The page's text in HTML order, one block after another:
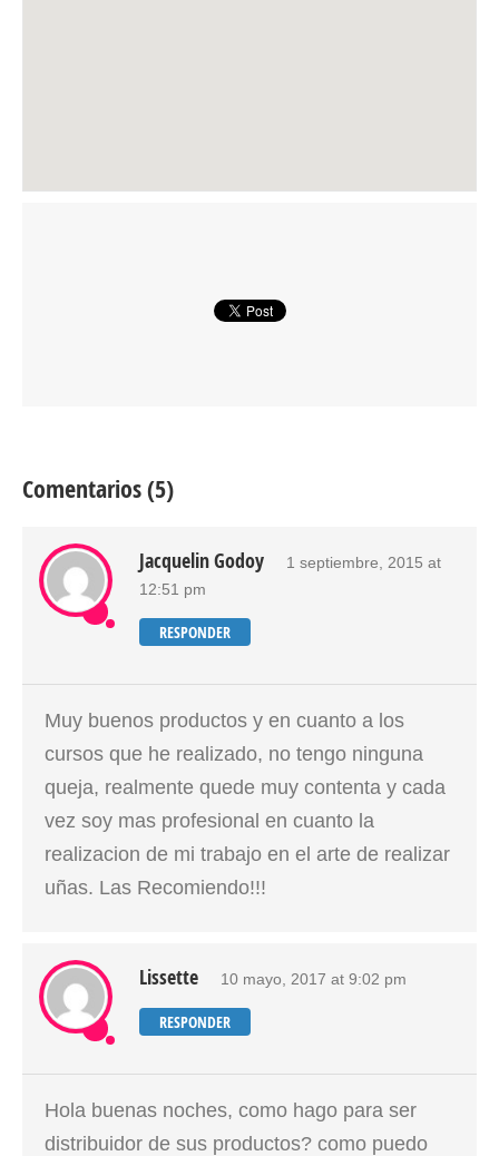
Comentarios (5)
Jacquelin Godoy
1 septiembre, 2015 at
12:51 pm
RESPONDER
Muy buenos productos y en cuanto a los
cursos que he realizado, no tengo ninguna
queja, realmente quede muy contenta y cada
vez soy mas profesional en cuanto la
realizacion de mi trabajo en el arte de realizar
uñas. Las Recomiendo!!!
Lissette 10 mayo, 2017 at 9:02 pm
RESPONDER
Hola buenas noches, como hago para ser
distribuidor de sus productos? como puedo